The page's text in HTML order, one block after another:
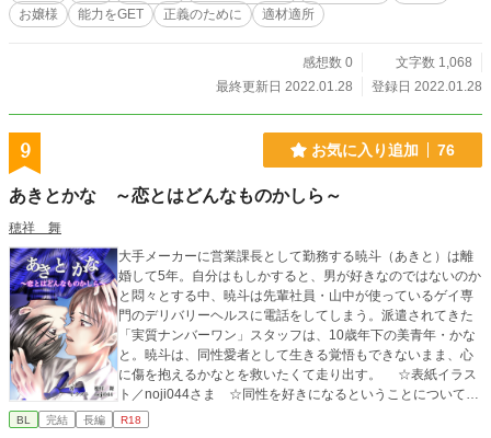
お嬢様
能力をGET 正義のために 適材適所
感想数 0
文字数 1,068
最終更新日 2022.01.28
登録日 2022.01.28
9 お気に入り追加 76
あきとかな ～恋とはどんなものかしら～
穂祥 舞
大手メーカーに営業課長として勤務する暁斗（あきと）は離
婚して5年。自分はもしかすると、男が好きなのではないのか
と悶々とする中、暁斗は先輩社員・山中が使っているゲイ専
門のデリバリーヘルスに電話をしてしまう。派遣されてきた
「実質ナンバーワン」スタッフは、10歳年下の美青年・かな
と。暁斗は、同性愛者として生きる覚悟もできないまま、心
に傷を抱えるかなとを救いたくて走り出す。 ☆表紙イラス
ト／noji044さま ☆同性を好きになるということについて、
真面目に考えてみたMLです。筆者がBL初心者のため、どノー
BL 完結 長編 R18